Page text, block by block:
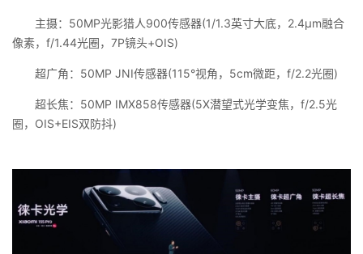
主摄：50MP光影猎人900传感器(1/1.3英寸大底，2.4μm融合
像素，f/1.44光圈，7P镜头+OIS)
超广角：50MP JNI传感器(115°视角，5cm微距，f/2.2光圈)
超长焦：50MP IMX858传感器(5X潜望式光学变焦，f/2.5光
圈，OIS+EIS双防抖)